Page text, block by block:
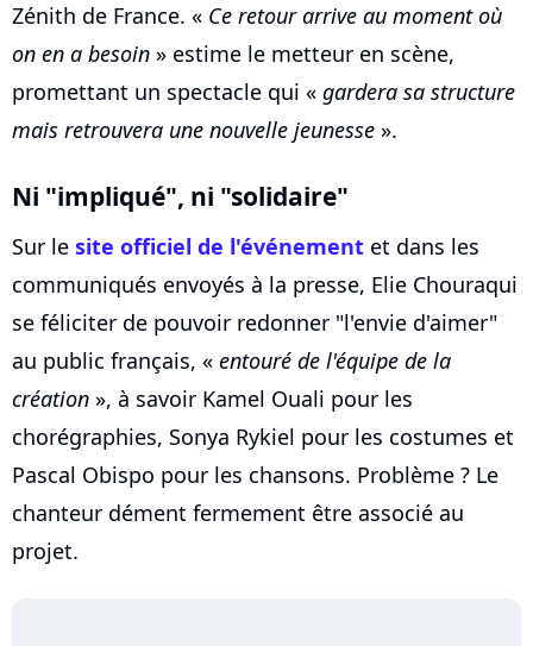
Zénith de France. « Ce retour arrive au moment où
on en a besoin » estime le metteur en scène,
promettant un spectacle qui « gardera sa structure
mais retrouvera une nouvelle jeunesse ».
Ni "impliqué", ni "solidaire"
Sur le site officiel de l'événement et dans les
communiqués envoyés à la presse, Elie Chouraqui
se féliciter de pouvoir redonner "l'envie d'aimer"
au public français, « entouré de l'équipe de la
création », à savoir Kamel Ouali pour les
chorégraphies, Sonya Rykiel pour les costumes et
Pascal Obispo pour les chansons. Problème ? Le
chanteur dément fermement être associé au
projet.